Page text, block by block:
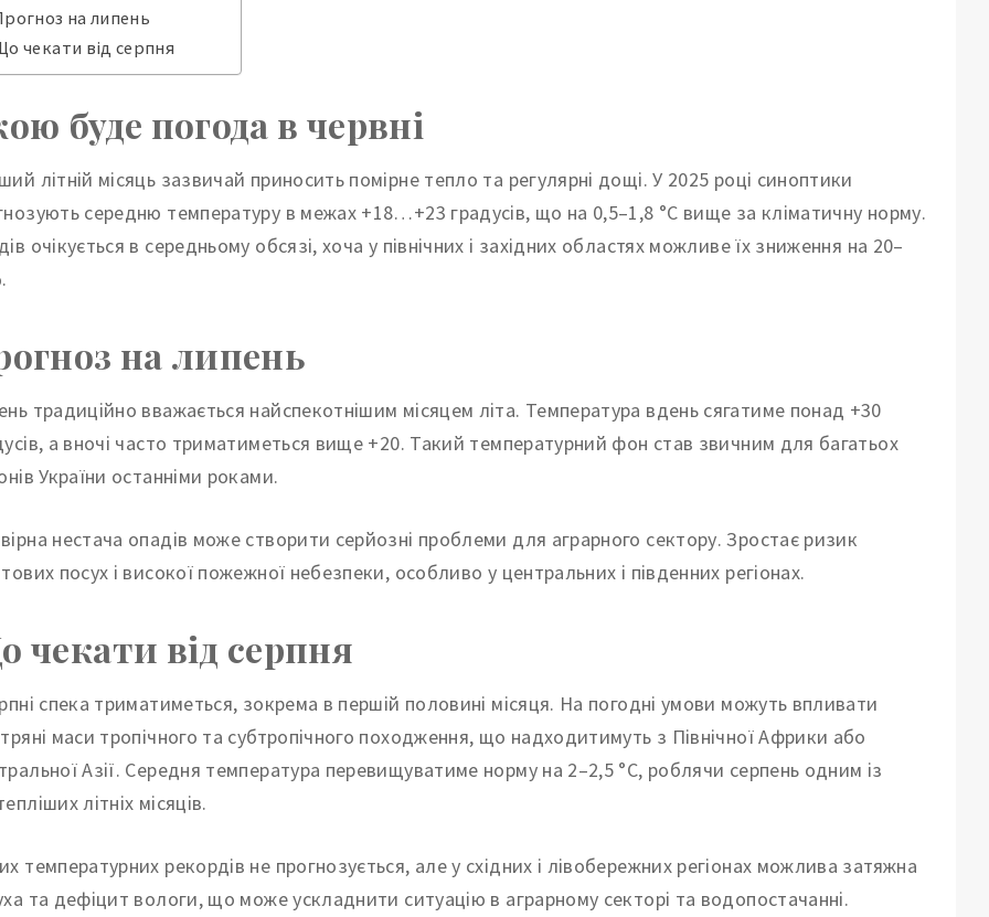
на липень
чекати від серпня
буде погода в червні
літній місяць зазвичай приносить помірне тепло та регулярні дощі. У 2025 році синоптики
середню температуру в межах +18…+23 градусів, що на 0,5–1,8 °C вище за кліматичну норму.
очікується в середньому обсязі, хоча у північних і західних областях можливе їх зниження на 20–
на липень
традиційно вважається найспекотнішим місяцем літа. Температура вдень сягатиме понад +30
а вночі часто триматиметься вище +20. Такий температурний фон став звичним для багатьох
України останніми роками.
нестача опадів може створити серйозні проблеми для аграрного сектору. Зростає ризик
посух і високої пожежної небезпеки, особливо у центральних і південних регіонах.
чекати від серпня
спека триматиметься, зокрема в першій половині місяця. На погодні умови можуть впливати
маси тропічного та субтропічного походження, що надходитимуть з Північної Африки або
Азії. Середня температура перевищуватиме норму на 2–2,5 °C, роблячи серпень одним із
літніх місяців.
температурних рекордів не прогнозується, але у східних і лівобережних регіонах можлива затяжна
та дефіцит вологи, що може ускладнити ситуацію в аграрному секторі та водопостачанні.